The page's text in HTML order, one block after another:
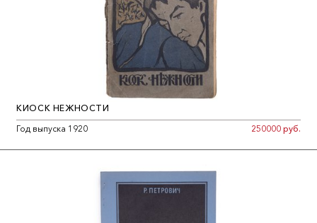
КИОСК НЕЖНОСТИ
Год выпуска 1920
250000 руб.